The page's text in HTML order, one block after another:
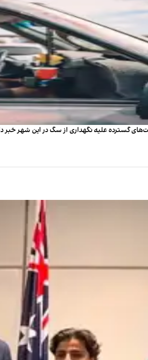
گسترده علیه نگهداری از سگ‌ در این شهر خبر